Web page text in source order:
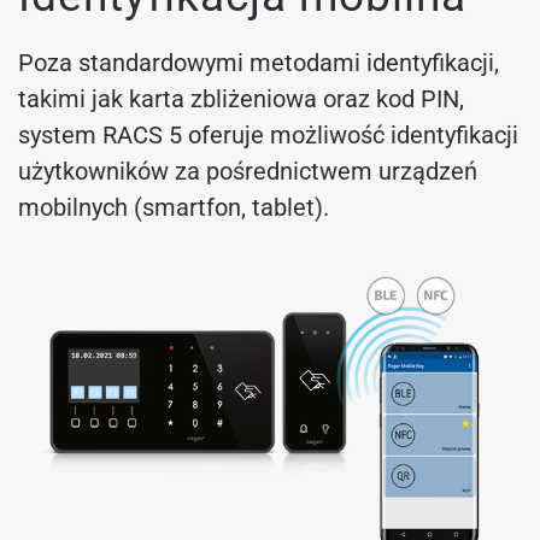
Poza standardowymi metodami identyfikacji,
takimi jak karta zbliżeniowa oraz kod PIN,
system RACS 5 oferuje możliwość identyfikacji
użytkowników za pośrednictwem urządzeń
mobilnych (smartfon, tablet).